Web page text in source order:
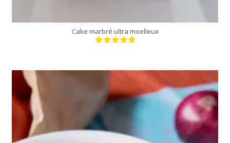
Cake marbré ultra moelleux